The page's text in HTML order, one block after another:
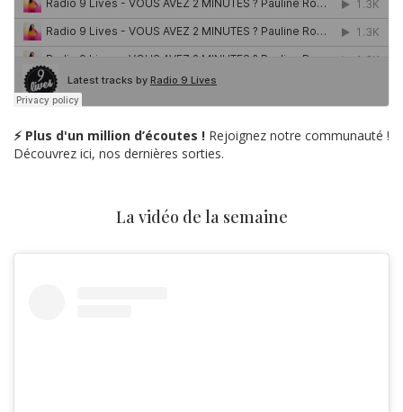
⚡ Plus d'un million d’écoutes ! Rejoignez notre communauté !
Découvrez ici, nos dernières sorties.
La vidéo de la semaine